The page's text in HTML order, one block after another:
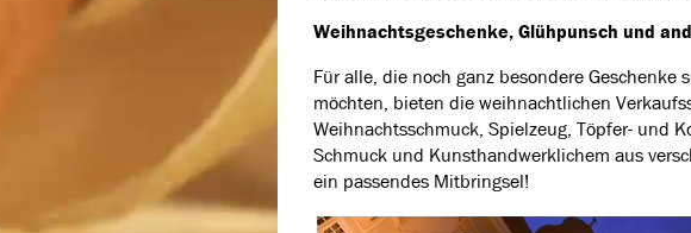
Weihnachtsgeschenke, Glühpunsch und
Für alle, die noch ganz besondere
möchten, bieten die weihnachtlichen
Weihnachtsschmuck, Spielzeug, Töpfer- und
Schmuck und Kunsthandwerklichem aus
ein passendes Mitbringsel!